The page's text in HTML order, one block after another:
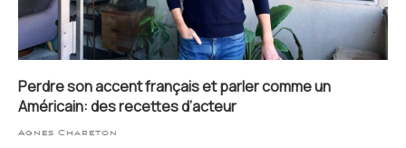
Perdre son accent français et parler comme un
Américain: des recettes d’acteur
Agnes Chareton